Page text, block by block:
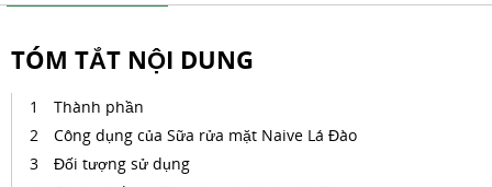
TÓM TẮT NỘI DUNG
Thành phần
Công dụng của Sữa rửa mặt Naive Lá Đào
Đối tượng sử dụng